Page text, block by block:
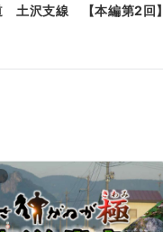
土沢支線 【本編第2回】